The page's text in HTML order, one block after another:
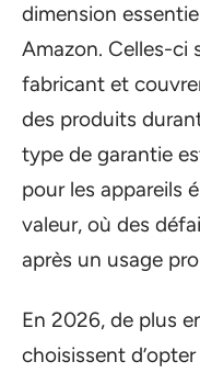
dimension
Amazon. Celles-ci
fabricant et
des produits
type de garantie
pour les appareils
valeur, où des
après un usage
En 2026, de plus
choisissent